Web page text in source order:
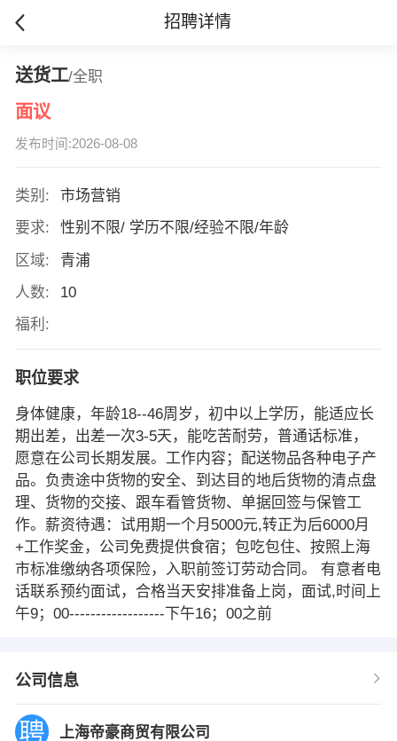
招聘详情
送货工/全职
面议
发布时间:2026-08-08
类别:
市场营销
要求:
性别不限/ 学历不限/经验不限/年龄
区域:
青浦
人数:
10
福利:
职位要求
身体健康，年龄18--46周岁，初中以上学历，能适应长
期出差，出差一次3-5天，能吃苦耐劳，普通话标准，
愿意在公司长期发展。工作内容；配送物品各种电子产
品。负责途中货物的安全、到达目的地后货物的清点盘
理、货物的交接、跟车看管货物、单据回签与保管工
作。薪资待遇：试用期一个月5000元,转正为后6000月
+工作奖金，公司免费提供食宿；包吃包住、按照上海
市标准缴纳各项保险，入职前签订劳动合同。 有意者电
话联系预约面试，合格当天安排准备上岗，面试,时间上
午9；00------------------下午16；00之前
公司信息
上海帝豪商贸有限公司